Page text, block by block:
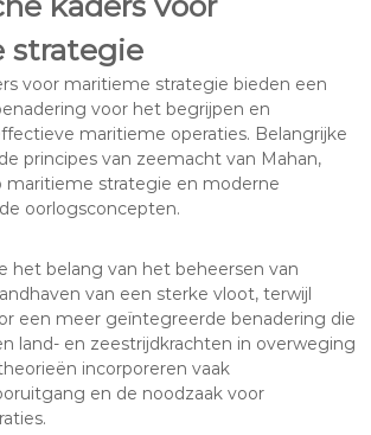
strategie
voor maritieme strategie bieden een
voor het begrijpen en
maritieme operaties. Belangrijke
principes van zeemacht van Mahan,
maritieme strategie en moderne
oorlogsconcepten.
het belang van het beheersen van
van een sterke vloot, terwijl
een meer geïntegreerde benadering die
land- en zeestrijdkrachten in overweging
incorporeren vaak
en de noodzaak voor